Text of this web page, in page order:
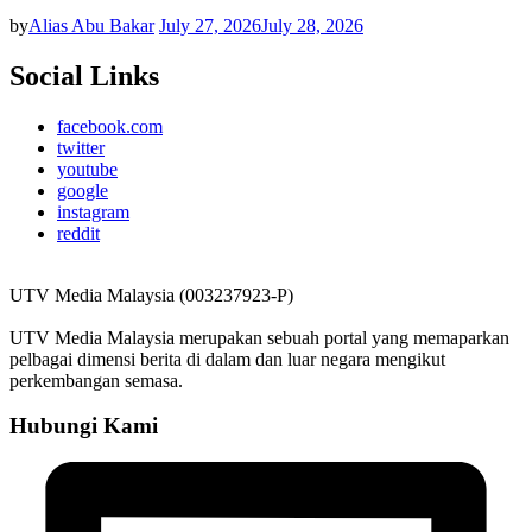
byAlias Abu Bakar July 27, 2026July 28, 2026
Social Links
facebook.com
twitter
youtube
google
instagram
reddit
UTV Media Malaysia (003237923-P)
UTV Media Malaysia merupakan sebuah portal yang memaparkan
pelbagai dimensi berita di dalam dan luar negara mengikut
perkembangan semasa.
Hubungi Kami